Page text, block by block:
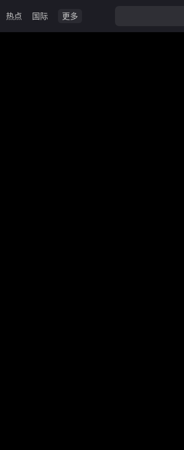
热点 国际 更多